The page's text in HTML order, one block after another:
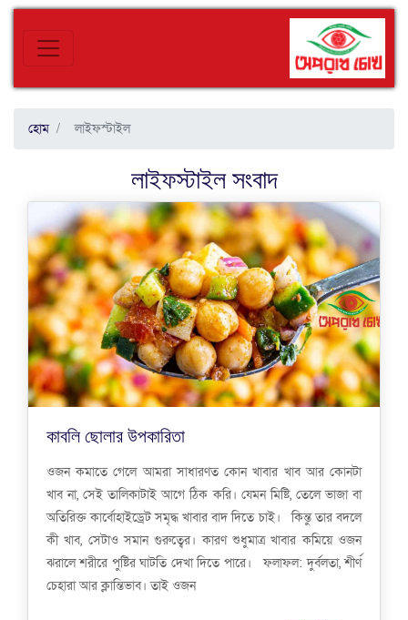
হোম লাইফস্টাইল
লাইফস্টাইলসংবাদ
কাবলি ছোলার উপকারিতা
ওজন কমাতে গেলে আমরা সাধারণত কোন খাবার খাব আর কোনটা
খাব না, সেই তালিকাটাই আগে ঠিক করি। যেমন মিষ্টি, তেলে ভাজা বা
অতিরিক্ত কার্বোহাইড্রেট সমৃদ্ধ খাবার বাদ দিতে চাই। কিন্তু তার বদলে
কী খাব, সেটাও সমান গুরুত্বের। কারণ শুধুমাত্র খাবার কমিয়ে ওজন
ঝরালে শরীরে পুষ্টির ঘাটতি দেখা দিতে পারে। ফলাফল: দুর্বলতা, শীর্ণ
চেহারা আর ক্লান্তিভাব। তাই ওজন